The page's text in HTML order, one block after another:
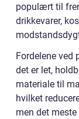
populært til
drikkevarer,
Fordelene ved
det er let,
materiale til
hvilket
men det